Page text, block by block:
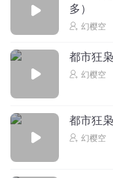
多）
幻樱空
都市狂
幻樱空
都市狂
幻樱空